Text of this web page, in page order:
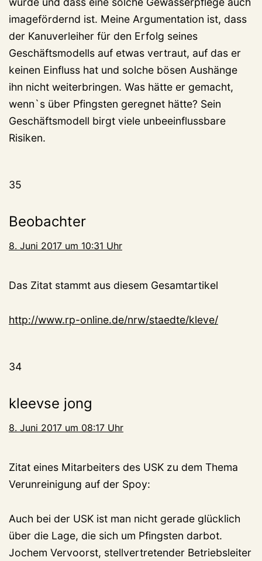
imagefördernd ist. Meine Argumentation ist, dass
der Kanuverleiher für den Erfolg seines
Geschäftsmodells auf etwas vertraut, auf das er
keinen Einfluss hat und solche bösen Aushänge
ihn nicht weiterbringen. Was hätte er gemacht,
wenn`s über Pfingsten geregnet hätte? Sein
Geschäftsmodell birgt viele unbeeinflussbare
Risiken.
35
Beobachter
8. Juni 2017 um 10:31 Uhr
Das Zitat stammt aus diesem Gesamtartikel
http://www.rp-online.de/nrw/staedte/kleve/
34
kleevse jong
8. Juni 2017 um 08:17 Uhr
Zitat eines Mitarbeiters des USK zu dem Thema
Verunreinigung auf der Spoy:
Auch bei der USK ist man nicht gerade glücklich
über die Lage, die sich um Pfingsten darbot.
Jochem Vervoorst, stellvertretender Betriebsleiter